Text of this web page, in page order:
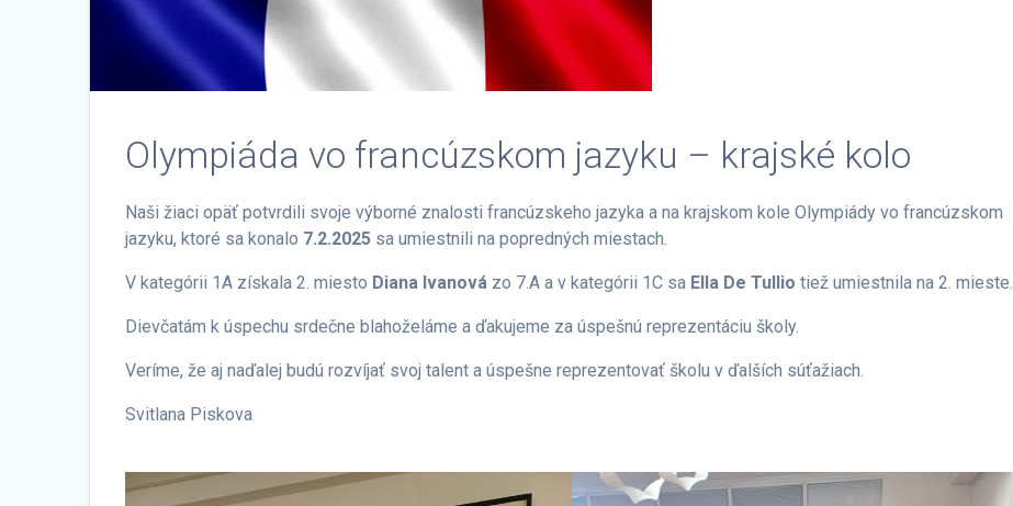
Olympiáda vo francúzskom jazyku – krajské kolo
Naši žiaci opäť potvrdili svoje výborné znalosti francúzskeho jazyka a na krajskom kole Olympiády vo francúzskom
jazyku, ktoré sa konalo 7.2.2025 sa umiestnili na popredných miestach.
V kategórii 1A získala 2. miesto Diana Ivanová zo 7.A a v kategórii 1C sa Ella De Tullio tiež umiestnila na 2. mieste.
Dievčatám k úspechu srdečne blahoželáme a ďakujeme za úspešnú reprezentáciu školy.
Veríme, že aj naďalej budú rozvíjať svoj talent a úspešne reprezentovať školu v ďalších súťažiach.
Svitlana Piskova